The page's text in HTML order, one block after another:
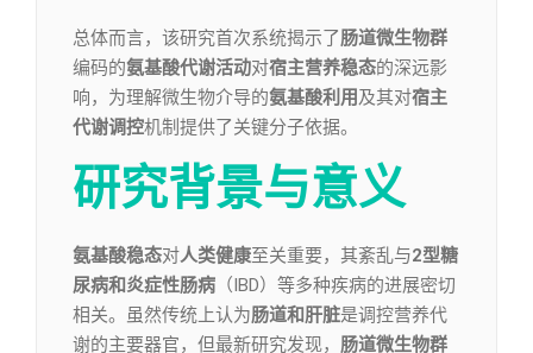
总体而言，该研究首次系统揭示了肠道微生物群
编码的氨基酸代谢活动对宿主营养稳态的深远影
响，为理解微生物介导的氨基酸利用及其对宿主
代谢调控机制提供了关键分子依据。
研究背景与意义
氨基酸稳态对人类健康至关重要，其紊乱与2型糖
尿病和炎症性肠病 （IBD）等多种疾病的进展密切
相关。虽然传统上认为肠道和肝脏是调控营养代
谢的主要器官，但最新研究发现， 肠道微生物群